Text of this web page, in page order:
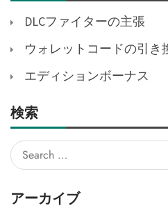
DLCファイターの主張
ウォレットコードの引き
エディションボーナス
検索
Search
for:
アーカイブ